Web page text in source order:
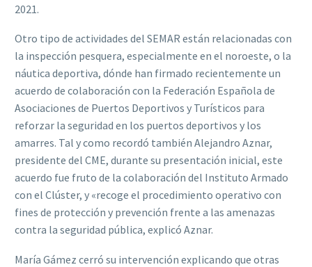
2021.
Otro tipo de actividades del SEMAR están relacionadas con
la inspección pesquera, especialmente en el noroeste, o la
náutica deportiva, dónde han firmado recientemente un
acuerdo de colaboración con la Federación Española de
Asociaciones de Puertos Deportivos y Turísticos para
reforzar la seguridad en los puertos deportivos y los
amarres. Tal y como recordó también Alejandro Aznar,
presidente del CME, durante su presentación inicial, este
acuerdo fue fruto de la colaboración del Instituto Armado
con el Clúster, y «recoge el procedimiento operativo con
fines de protección y prevención frente a las amenazas
contra la seguridad pública, explicó Aznar.
María Gámez cerró su intervención explicando que otras